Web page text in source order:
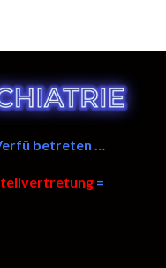
betreten …
=